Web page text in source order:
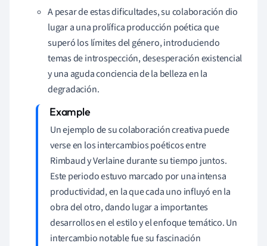
A pesar de estas dificultades, su colaboración dio
lugar a una prolífica producción poética que
superó los límites del género, introduciendo
temas de introspección, desesperación existencial
y una aguda conciencia de la belleza en la
degradación.
Un ejemplo de su colaboración creativa puede
verse en los intercambios poéticos entre
Rimbaud y Verlaine durante su tiempo juntos.
Este periodo estuvo marcado por una intensa
productividad, en la que cada uno influyó en la
obra del otro, dando lugar a importantes
desarrollos en el estilo y el enfoque temático. Un
intercambio notable fue su fascinación